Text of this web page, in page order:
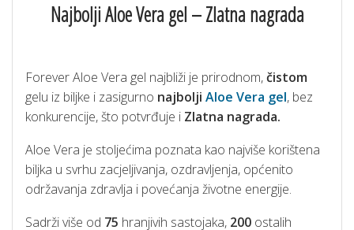
Najbolji Aloe Vera gel – Zlatna nagrada
Forever Aloe Vera gel najbliži je prirodnom,čistom
gelu iz biljke i zasigurno najbolji Aloe Vera gel, bez
konkurencije, što potvrđuje i Zlatna nagrada.
Aloe Vera je stoljećima poznata kao najviše korištena
biljka u svrhu zacjeljivanja, ozdravljenja, općenito
održavanja zdravlja i povećanja životne energije.
Sadrži više od 75 hranjivih sastojaka, 200 ostalih